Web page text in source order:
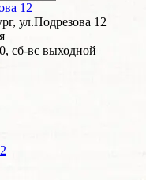
12
ул.Подрезова 12
сб-вс выходной